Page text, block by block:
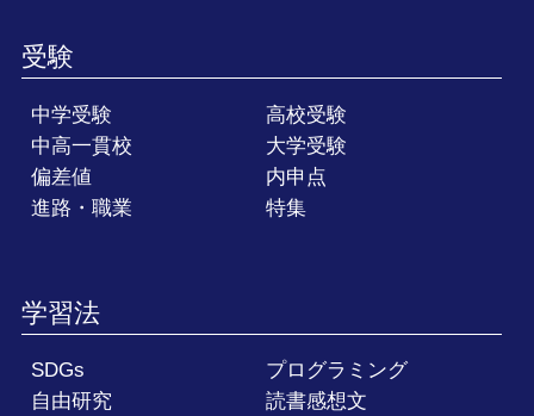
受験
中学受験
高校受験
中高一貫校
大学受験
偏差値
内申点
進路・職業
特集
学習法
SDGs
プログラミング
自由研究
読書感想文